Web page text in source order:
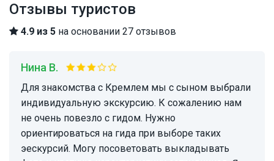
Отзывы туристов
4.9 из 5 на основании 27 отзывов
Нина В.
Для знакомства с Кремлем мы с сыном выбрали
индивидуальную экскурсию. К сожалению нам
не очень повезло с гидом. Нужно
ориентироваться на гида при выборе таких
эескурсий. Могу посоветовать выкладывать